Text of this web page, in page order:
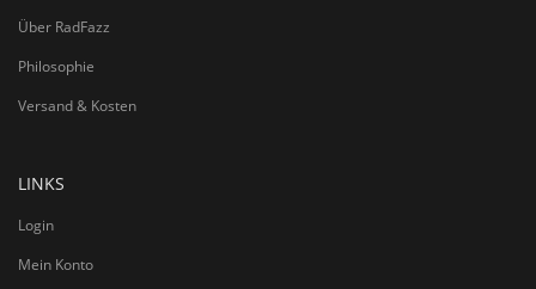
Über RadFazz
Philosophie
Versand & Kosten
LINKS
Login
Mein Konto